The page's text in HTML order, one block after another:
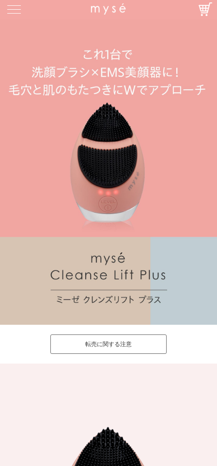
転売に関する注意